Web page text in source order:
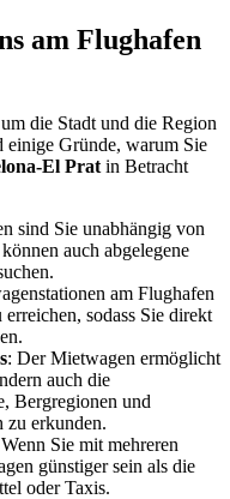
am Flughafen
die Stadt und die Region
einige Gründe, warum Sie
El Prat in Betracht
sind Sie unabhängig von
auch abgelegene
am Flughafen
sodass Sie direkt
: Der Mietwagen ermöglicht
auch die
Bergregionen und
zu erkunden.
Sie mit mehreren
günstiger sein als die
oder Taxis.